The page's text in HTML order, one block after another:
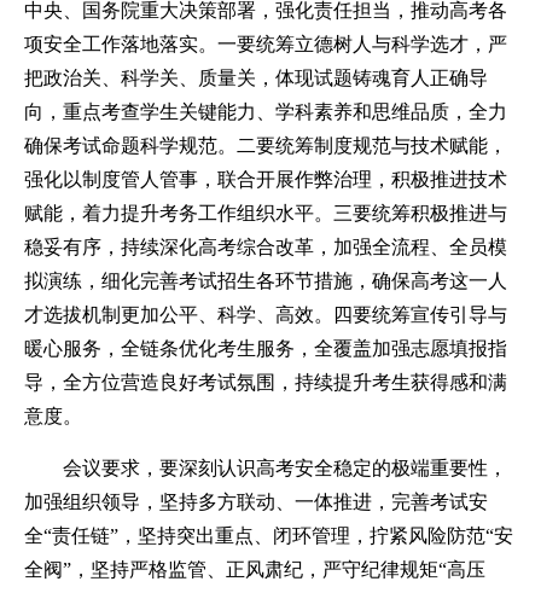
中央、国务院重大决策部署，强化责任担当，推动高考各
项安全工作落地落实。一要统筹立德树人与科学选才，严
把政治关、科学关、质量关，体现试题铸魂育人正确导
向，重点考查学生关键能力、学科素养和思维品质，全力
确保考试命题科学规范。二要统筹制度规范与技术赋能，
强化以制度管人管事，联合开展作弊治理，积极推进技术
赋能，着力提升考务工作组织水平。三要统筹积极推进与
稳妥有序，持续深化高考综合改革，加强全流程、全员模
拟演练，细化完善考试招生各环节措施，确保高考这一人
才选拔机制更加公平、科学、高效。四要统筹宣传引导与
暖心服务，全链条优化考生服务，全覆盖加强志愿填报指
导，全方位营造良好考试氛围，持续提升考生获得感和满
意度。
会议要求，要深刻认识高考安全稳定的极端重要性，
加强组织领导，坚持多方联动、一体推进，完善考试安
全“责任链”，坚持突出重点、闭环管理，拧紧风险防范“安
全阀”，坚持严格监管、正风肃纪，严守纪律规矩“高压